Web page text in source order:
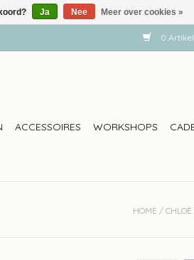
0
ACCESSOIRES WORKSHOPS
HOME /
Ja Nee Meer over cookies »